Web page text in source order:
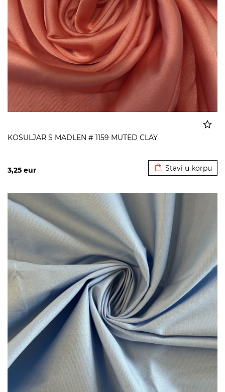
KOSULJAR S MADLEN # 1159 MUTED CLAY
3,25 eur Stavi u korpu